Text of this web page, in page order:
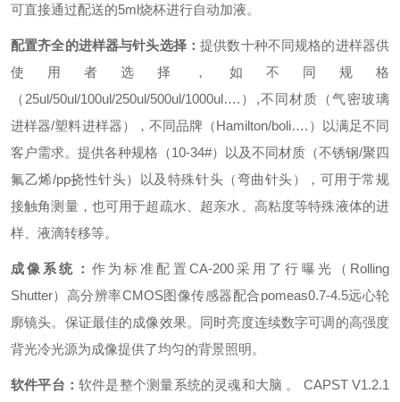
可直接通过配送的5ml烧杯进行自动加液。
配置齐全的进样器与针头选择：提供数十种不同规格的进样器供
使用者选择，如不同规格
（25ul/50ul/100ul/250ul/500ul/1000ul….）,不同材质（气密玻璃
进样器/塑料进样器），不同品牌（Hamilton/boli….）以满足不同
客户需求。提供各种规格（10-34#）以及不同材质（不锈钢/聚四
氟乙烯/pp挠性针头）以及特殊针头（弯曲针头），可用于常规
接触角测量，也可用于超疏水、超亲水、高粘度等特殊液体的进
样、液滴转移等。
成像系统： 作为标准配置CA-200采用了行曝光（Rolling
Shutter）高分辨率CMOS图像传感器配合pomeas0.7-4.5远心轮
廓镜头。保证最佳的成像效果。同时亮度连续数字可调的高强度
背光冷光源为成像提供了均匀的背景照明。
软件平台：软件是整个测量系统的灵魂和大脑 。 CAPST V1.2.1